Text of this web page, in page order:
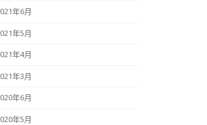
年6月
年5月
年4月
年3月
年6月
年5月